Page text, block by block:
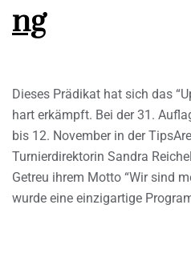
ng
Dieses Prädikat hat sich das
hart erkämpft. Bei der 31.
bis 12. November in der
Turnierdirektorin Sandra
Getreu ihrem Motto “Wir sind
wurde eine einzigartige